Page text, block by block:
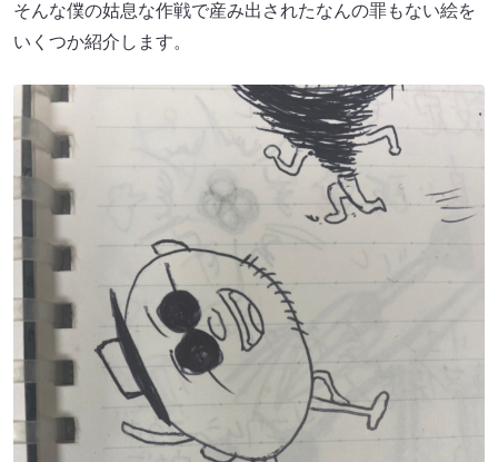
そんな僕の姑息な作戦で産み出されたなんの罪もない絵を
いくつか紹介します。